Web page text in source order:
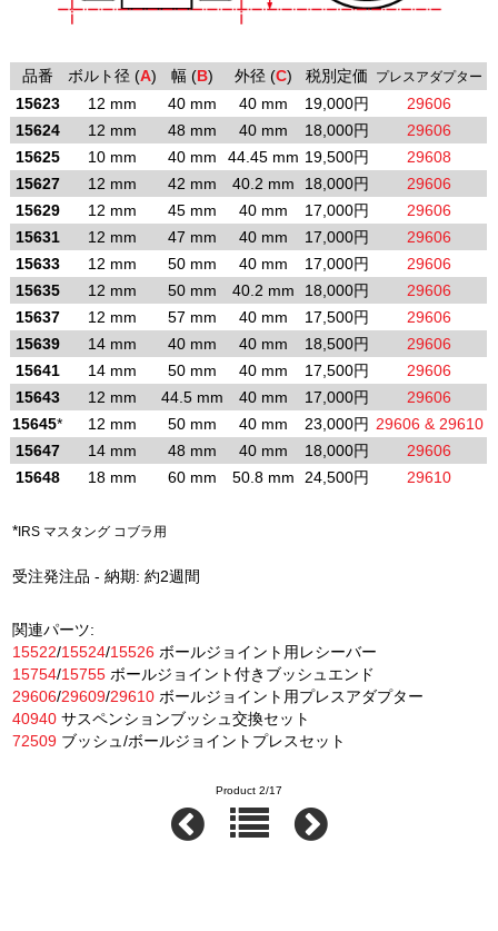
品番 ボルト径 (A) 幅 (B) 外径 (C) 税別定価 プレスアダプター
15623 12 mm 40 mm 40 mm 19,000円
29606
15624
12 mm 48 mm 40 mm 18,000円
29606
15625
10 mm 40 mm 44.45 mm 19,500円
29608
15627
12 mm 42 mm 40.2 mm 18,000円
29606
15629
12 mm 45 mm 40 mm 17,000円
29606
15631
12 mm 47 mm 40 mm 17,000円
29606
15633
12 mm 50 mm 40 mm 17,000円
29606
15635
12 mm 50 mm 40.2 mm 18,000円
29606
15637
12 mm 57 mm 40 mm 17,500円
29606
15639
14 mm 40 mm 40 mm 18,500円
29606
15641
14 mm 50 mm 40 mm 17,500円
29606
15643
12 mm 44.5 mm 40 mm 17,000円
29606
15645* 12 mm 50 mm 40 mm 23,000円 29606 & 29610
15647
14 mm 48 mm 40 mm 18,000円
29606
15648
18 mm 60 mm 50.8 mm 24,500円 29610
*IRS マスタング コブラ用
受注発注品 - 納期: 約2週間
関連パーツ:
15522/15524/15526 ボールジョイント用レシーバー
15754/15755 ボールジョイント付きブッシュエンド
29606/29609/29610 ボールジョイント用プレスアダプター
40940 サスペンションブッシュ交換セット
72509 ブッシュ/ボールジョイントプレスセット
Product 2/17